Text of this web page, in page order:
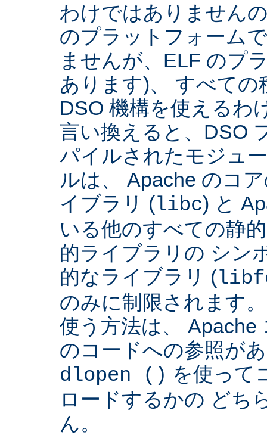
わけではありません
のプラットフォーム
ませんが、ELF のプ
あります)、 すべて
DSO 機構を使えるわ
言い換えると、DSO
パイルされたモジュ
ルは、 Apache のコ
イブラリ (libc) と
いる他のすべての静
的ライブラリの シン
的なライブラリ (
のみに制限されます
使う方法は、 Apache
のコードへの参照が
dlopen () を使って
ロードするかの どち
ん。